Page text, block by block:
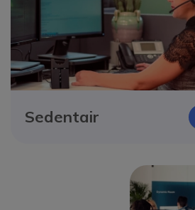
Sedentair